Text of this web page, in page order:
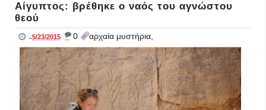
Αίγυπτος: βρέθηκε ο ναός του αγνώστου
θεού
..5/23/2015 _ 0 αρχαία μυστήρια,